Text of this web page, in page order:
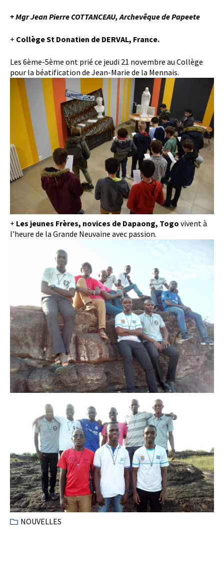
+ Mgr Jean Pierre COTTANCEAU, Archevêque de Papeete
+ Collège St Donatien de DERVAL, France.
Les 6ème-5ème ont prié ce jeudi 21 novembre au Collège
pour la béatification de Jean-Marie de la Mennais.
+ Les jeunes Frères, novices de Dapaong, Togo vivent à
l’heure de la Grande Neuvaine avec passion.
NOUVELLES